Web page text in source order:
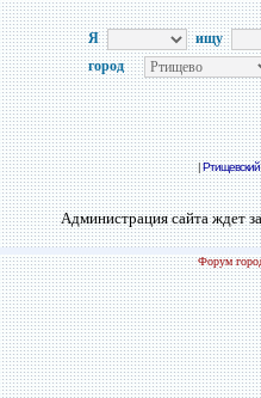
Я
ищу
город
|
Администрация сайта ждет
Форум